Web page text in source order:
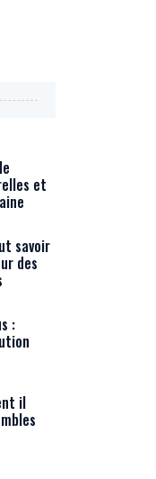
et
savoir
des
:
il